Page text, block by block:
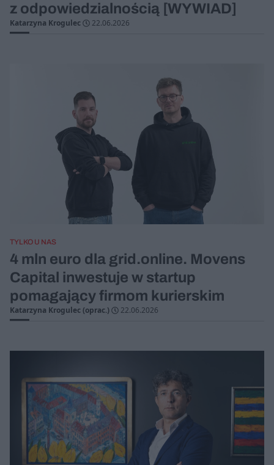
z odpowiedzialnością [WYWIAD]
Katarzyna Krogulec 22.06.2026
TYLKO U NAS
4 mln euro dla grid.online. Movens
Capital inwestuje w startup
pomagający firmom kurierskim
Katarzyna Krogulec (oprac.) 22.06.2026